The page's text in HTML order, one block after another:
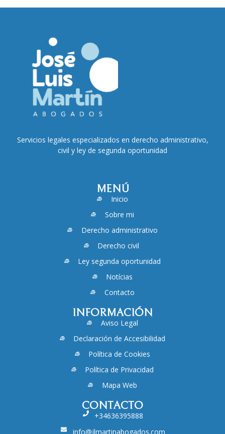
Servicios legales especializados en derecho administrativo,
civil y ley de segunda oportunidad
MENÚ
Inicio
Sobre mi
Derecho administrativo
Derecho civil
Ley segunda oportunidad
Notícias
Contacto
INFORMACIÓN
Aviso Legal
Declaración de Accesibilidad
Política de Cookies
Política de Privacidad
Mapa Web
CONTACTO
+34636395888
info@jlmartinabogados.com